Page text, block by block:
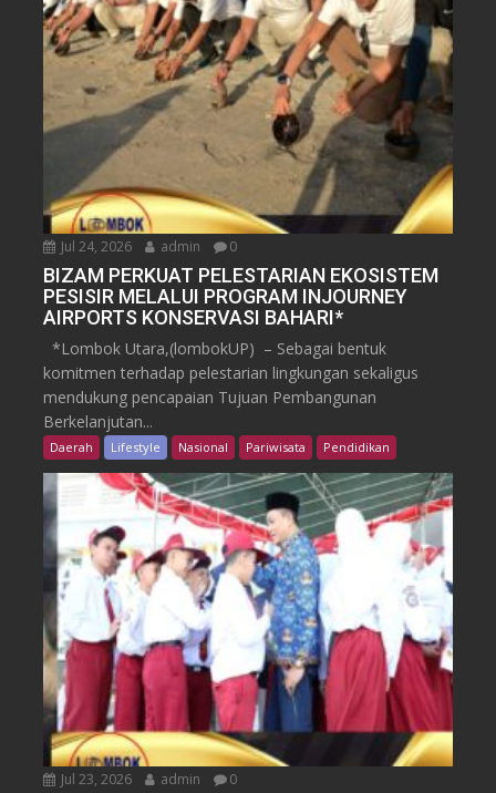
Jul 24, 2026 admin 0
BIZAM PERKUAT PELESTARIAN EKOSISTEM
PESISIR MELALUI PROGRAM INJOURNEY
AIRPORTS KONSERVASI BAHARI*
*Lombok Utara,(lombokUP) – Sebagai bentuk
komitmen terhadap pelestarian lingkungan sekaligus
mendukung pencapaian Tujuan Pembangunan
Berkelanjutan...
Daerah Lifestyle Nasional Pariwisata Pendidikan
Jul 23, 2026 admin 0